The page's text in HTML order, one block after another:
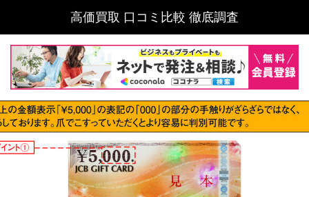
高価買取 口コミ比較 徹底調査